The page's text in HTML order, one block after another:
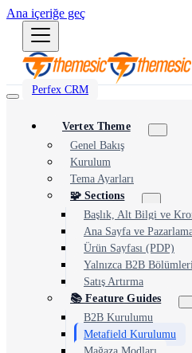
Ana içeriğe geç
Perfex CRM
⭐Popular
🔗
Third-party services
⚙️Automation &
Workflow
🎨Themes &
UI customization &
Vertex Theme
Genel Bakış
Kurulum
Tema Ayarları
🧩 Sections
Başlık, Alt Bilgi ve
Ana Sayfa ve
Ürün Sayfası (PDP)
Yalnızca B2B
Satış Artırma
📚 Feature Guides
B2B Kurulumu
Metafield Kurulumu